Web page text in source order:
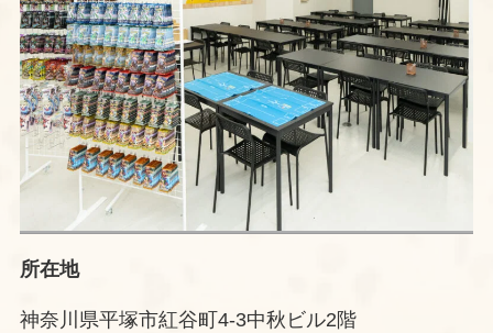
所在地
神奈川県平塚市紅谷町4-3中秋ビル2階